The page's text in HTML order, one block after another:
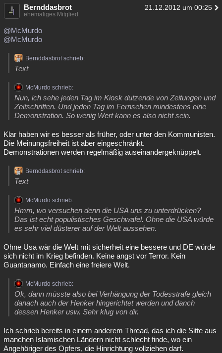
Bernddasbrot 21.12.2012 um 00:25
ehemaliges Mitglied
@McMurdo
@McMurdo
Bernddasbrot schrieb:
Text
McMurdo schrieb:
Nun, ich sehe jeden Tag im Kiosk dutzende von Zeitungen und
Zeitschriften. Und jeden Tag im Fernsehen mindestens eine
Demonstration. So wenig Wert kann es also nicht sein.
Klar haben wir es besser als früher, oder unter den Kommunisten.
Die Meinungsfreiheit ist aber eingeschränkt.
Demonstrationen werden regelmäßig auseinandergeknüppelt.
Bernddasbrot schrieb:
Text
McMurdo schrieb:
Hmm, wo versuchen denn die USA uns zu unterdrücken?
Das ist echt populistisches Geschwafel. Ohne die USA würde
es sehr viel düsterer auf der Welt aussehen.
Ohne Usa wär die Welt mit sicherheit eine bessere und DE würde
sich nicht im Krieg befinden. Keine angst vor Terror. Kein
Guantanamo. Einfach eine freiere Welt.
McMurdo schrieb:
Ok, dann müsste also bei Verhängung der Todesstrafe gleich
danach auch der Henker hingerichtet werden und danch
dessen Henker usw. Sehr klug von dir.
Ich schrieb bereits in einem anderem Thread, das ich die Sitte aus
manchen Islamischen Ländern nicht schlecht finde, wo ein
Angehöriger des Opfers, die Hinrichtung vollziehen darf.